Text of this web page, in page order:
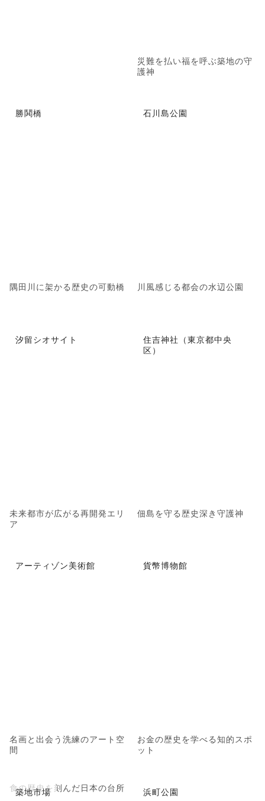
災難を払い福を呼ぶ築地の守
護神
勝鬨橋
隅田川に架かる歴史の可動橋
石川島公園
川風感じる都会の水辺公園
汐留シオサイト
未来都市が広がる再開発エリ
ア
住吉神社（東京都中央
区）
佃島を守る歴史深き守護神
アーティゾン美術館
名画と出会う洗練のアート空
間
貨幣博物館
お金の歴史を学べる知的スポ
ット
築地市場
食の歴史を刻んだ日本の台所 浜町公園